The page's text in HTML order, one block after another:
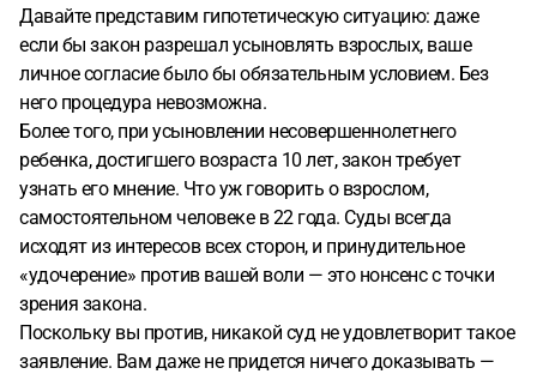
Давайте представим гипотетическую ситуацию: даже
если бы закон разрешал усыновлять взрослых, ваше
личное согласие было бы обязательным условием. Без
него процедура невозможна.
Более того, при усыновлении несовершеннолетнего
ребенка, достигшего возраста 10 лет, закон требует
узнать его мнение. Что уж говорить о взрослом,
самостоятельном человеке в 22 года. Суды всегда
исходят из интересов всех сторон, и принудительное
«удочерение» против вашей воли — это нонсенс с точки
зрения закона.
Поскольку вы против, никакой суд не удовлетворит такое
заявление. Вам даже не придется ничего доказывать —